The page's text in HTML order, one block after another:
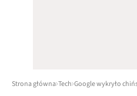
Strona główna Tech